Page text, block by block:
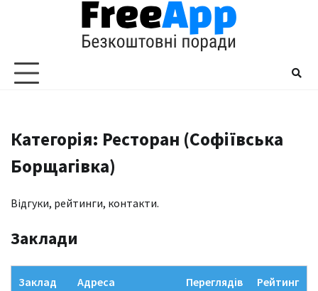
Категорія: Ресторан (Софіївська
Борщагівка)
Відгуки, рейтинги, контакти.
Заклади
Заклад Адреса Переглядів Рейтинг